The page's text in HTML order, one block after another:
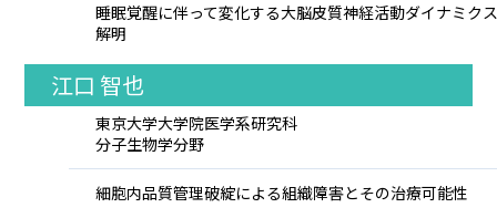
睡眠覚醒に伴って変化する大脳皮質神経活動ダイナミク
解明
江口 智也
東京大学大学院医学系研究科
分子生物学分野
細胞内品質管理破綻による組織障害とその治療可能性